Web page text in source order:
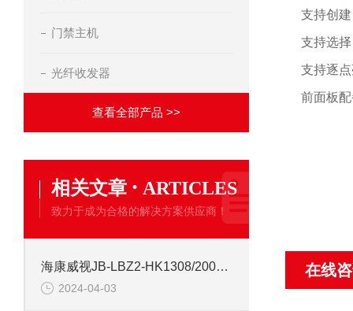
门禁主机
光纤收发器
查看全部产品 >>
相关文章 · ARTICLES
致力于成为合格的解决方案供应商！
海康威视JB-LBZ2-HK1308/2000点 火灾消防报警控制器
2024-04-03
支持创建
支持选择
支持逐
前面板
在线